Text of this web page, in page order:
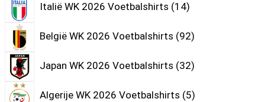
Italië WK 2026 Voetbalshirts 14
België WK 2026 Voetbalshirts 92
Japan WK 2026 Voetbalshirts 32
Algerije WK 2026 Voetbalshirts 5